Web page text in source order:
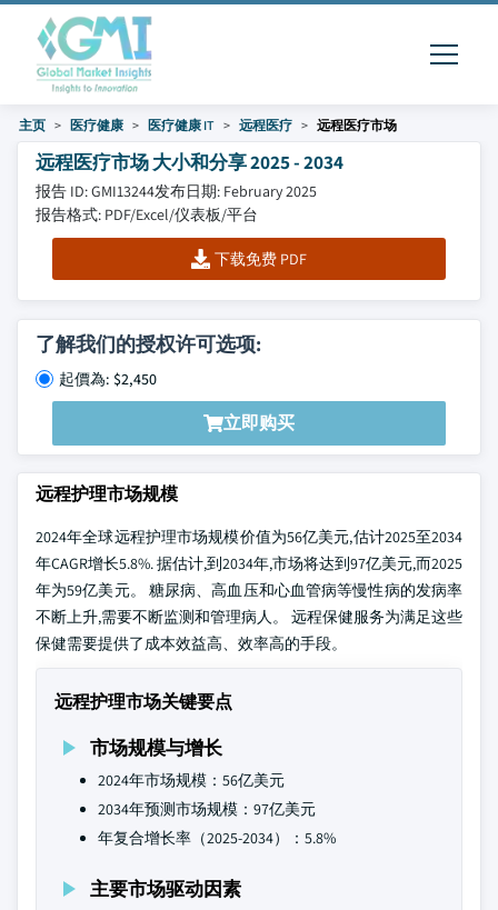
主页 医疗健康 医疗健康 IT 远程医疗 远程医疗市场
远程医疗市场 大小和分享 2025 - 2034
报告 ID: GMI13244发布日期: February 2025
报告格式: PDF/Excel/仪表板/平台
下载免费 PDF
了解我们的授权许可选项:
起價為: $2,450
立即购买
远程护理市场规模
2024年全球远程护理市场规模价值为56亿美元,估计2025至2034
年CAGR增长5.8%. 据估计,到2034年,市场将达到97亿美元,而2025
年为59亿美元。 糖尿病、高血压和心血管病等慢性病的发病率
不断上升,需要不断监测和管理病人。 远程保健服务为满足这些
保健需要提供了成本效益高、效率高的手段。
远程护理市场关键要点
市场规模与增长
2024年市场规模：56亿美元
2034年预测市场规模：97亿美元
年复合增长率（2025-2034）：5.8%
主要市场驱动因素